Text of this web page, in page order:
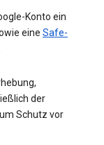
Konto ein
eine Safe-
der
Schutz vor